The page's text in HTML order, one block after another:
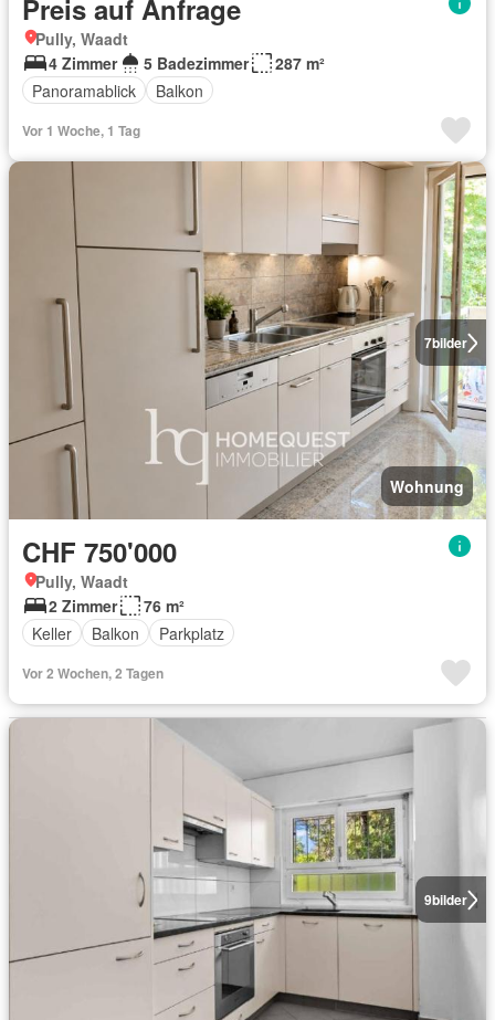
Preis auf Anfrage
Pully, Waadt
4 Zimmer
5 Badezimmer
287 m²
Panoramablick
Balkon
Vor 1 Woche, 1 Tag
7bilder
Wohnung
CHF 750'000
Pully, Waadt
2 Zimmer
76 m²
Keller
Balkon Parkplatz
Vor 2 Wochen, 2 Tagen
9bilder